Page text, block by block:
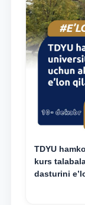
TDYU
kurs
dasturini